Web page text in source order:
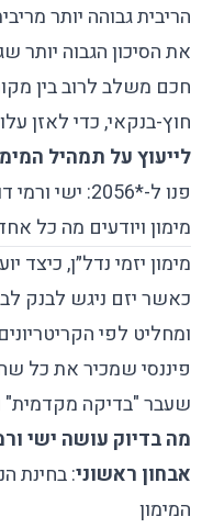
הריבית גבוהה יותר
את הסיכון הגבוה יותר
חכם משלב לרוב בין
חוץ-בנקאי, כדי לאזן
לייעוץ על תמהיל
פנו ל-*2056:
מימון ויודעים מה כל
מימון יזמי נדל״ן, כיצד
כאשר יזם ניגש לבנק
ומחליט לפי
פיננסי שמכיר את כל
שעבר "בדיקה מקדמית"
מה בדיוק עושה ישי
אבחון ראשוני: בחינת
המימון